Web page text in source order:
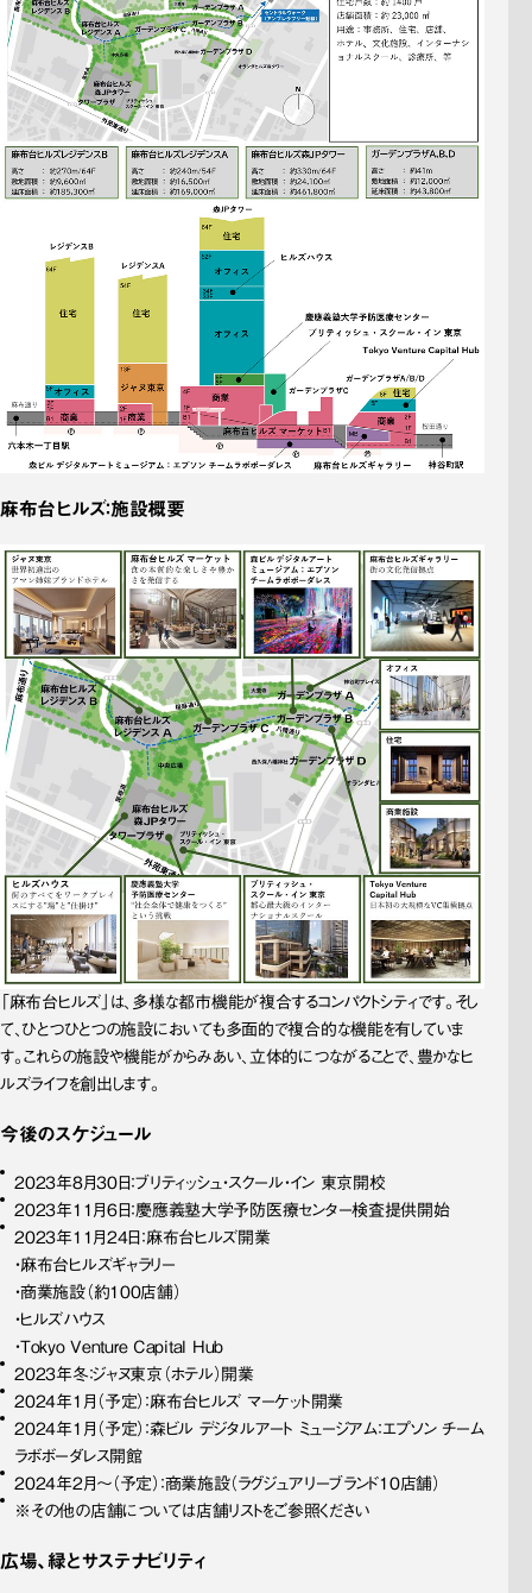
麻布台ヒルズ：施設概要
「麻布台ヒルズ」は、多様な都市機能が複合するコンパクトシティです。そし
て、ひとつひとつの施設においても多面的で複合的な機能を有していま
す。これらの施設や機能がからみあい、立体的につながることで、豊かなヒ
ルズライフを創出します。
今後のスケジュール
2023年8月30日：ブリティッシュ・スクール・イン 東京開校
2023年11月6日：慶應義塾大学予防医療センター検査提供開始
2023年11月24日：麻布台ヒルズ開業
・麻布台ヒルズギャラリー
・商業施設（約100店舗）
・ヒルズハウス
・Tokyo Venture Capital Hub
2023年冬：ジャヌ東京（ホテル）開業
2024年1月（予定）：麻布台ヒルズ マーケット開業
2024年1月（予定）：森ビル デジタルアート ミュージアム：エプソン チーム
ラボボーダレス開館
2024年2月～（予定）：商業施設（ラグジュアリーブランド10店舗）
※その他の店舗については店舗リストをご参照ください
広場、緑とサステナビリティ